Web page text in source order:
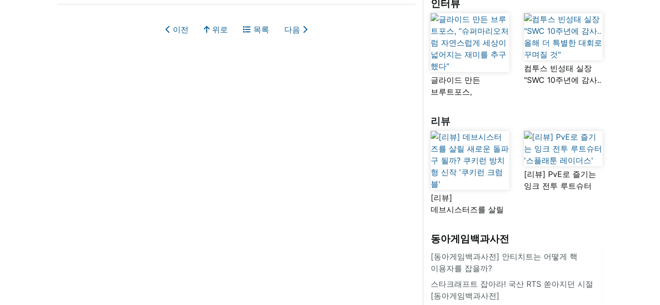
이전 위로 목록 다음
인터뷰
글라이드 만든
브루트포스,
자연스럽게 세상이
넓어지는 재미를
추구했다”
컴투스 빈성태 실장
"SWC 10주년에 감사..
리뷰
[리뷰]
데브시스터즈를 살릴
쿠키런 방치형 신작
'쿠키런 크럼블'
[리뷰] PvE로 즐기는
잉크 전투 루트슈터
동아게임백과사전
[동아게임백과사전] 안티치트는 어떻게 핵
이용자를 잡을까?
스타크래프트 잡아라! 국산 RTS 쏟아지던 시절
[동아게임백과사전]